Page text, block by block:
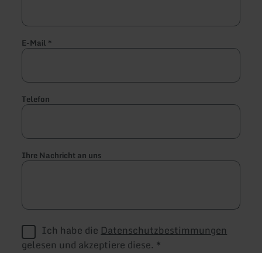
E-Mail *
Telefon
Ihre Nachricht an uns
Ich habe die Datenschutzbestimmungen
gelesen und akzeptiere diese. *